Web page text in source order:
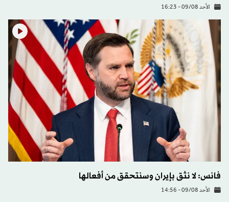
الأحد 09/08 - 16:23
فانس: لا نثق بإيران وسنتحقق من أفعالها
الأحد 09/08 - 14:56